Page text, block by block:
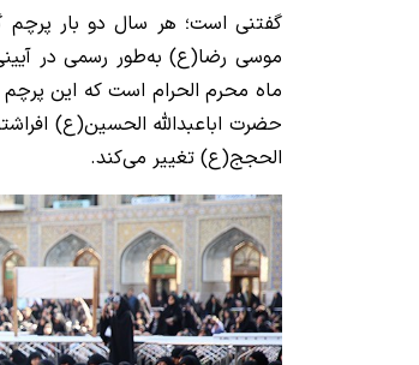
گفتنی است؛ هر سال دو بار
موسی رضا(ع) به‌طور رسمی در
حضرت اباعبدالله الحسین(ع)
الحجج(ع) تغییر می‌کند.